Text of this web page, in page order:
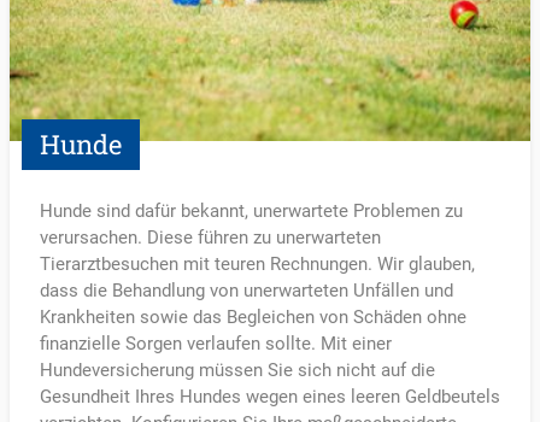
Hunde
Hunde sind dafür bekannt, unerwartete Problemen zu
verursachen. Diese führen zu unerwarteten
Tierarztbesuchen mit teuren Rechnungen. Wir glauben,
dass die Behandlung von unerwarteten Unfällen und
Krankheiten sowie das Begleichen von Schäden ohne
finanzielle Sorgen verlaufen sollte. Mit einer
Hundeversicherung müssen Sie sich nicht auf die
Gesundheit Ihres Hundes wegen eines leeren Geldbeutels